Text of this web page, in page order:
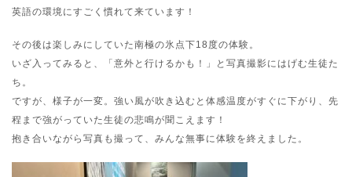
英語の環境にすごく慣れて来ています！
その後は楽しみにしていた南極の氷点下18度の体験。
いざ入ってみると、「意外と行けるかも！」と写真撮影にはげむ生徒た
ち。
ですが、様子が一変。強い風が吹き込むと体感温度がすぐに下がり、先
程まで強がっていた生徒の悲鳴が聞こえます！
抱き合いながら写真も撮って、みんな無事に体験を終えました。